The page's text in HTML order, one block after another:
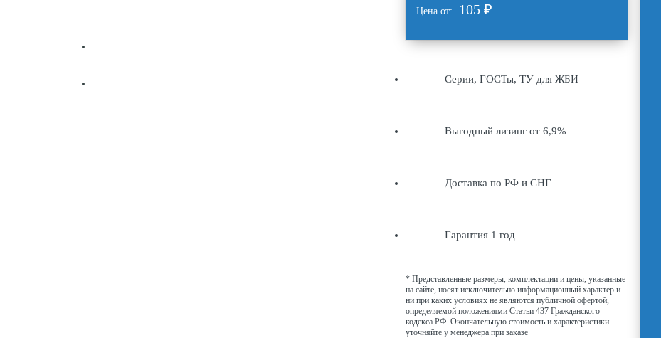
Цена от: 105 ₽
Серии, ГОСТы, ТУ для ЖБИ
Выгодный лизинг от 6,9%
Доставка по РФ и СНГ
Гарантия 1 год
* Представленные размеры, комплектации и цены, указанные
на сайте, носят исключительно информационный характер и
ни при каких условиях не являются публичной офертой,
определяемой положениями Статьи 437 Гражданского
кодекса РФ. Окончательную стоимость и характеристики
уточняйте у менеджера при заказе